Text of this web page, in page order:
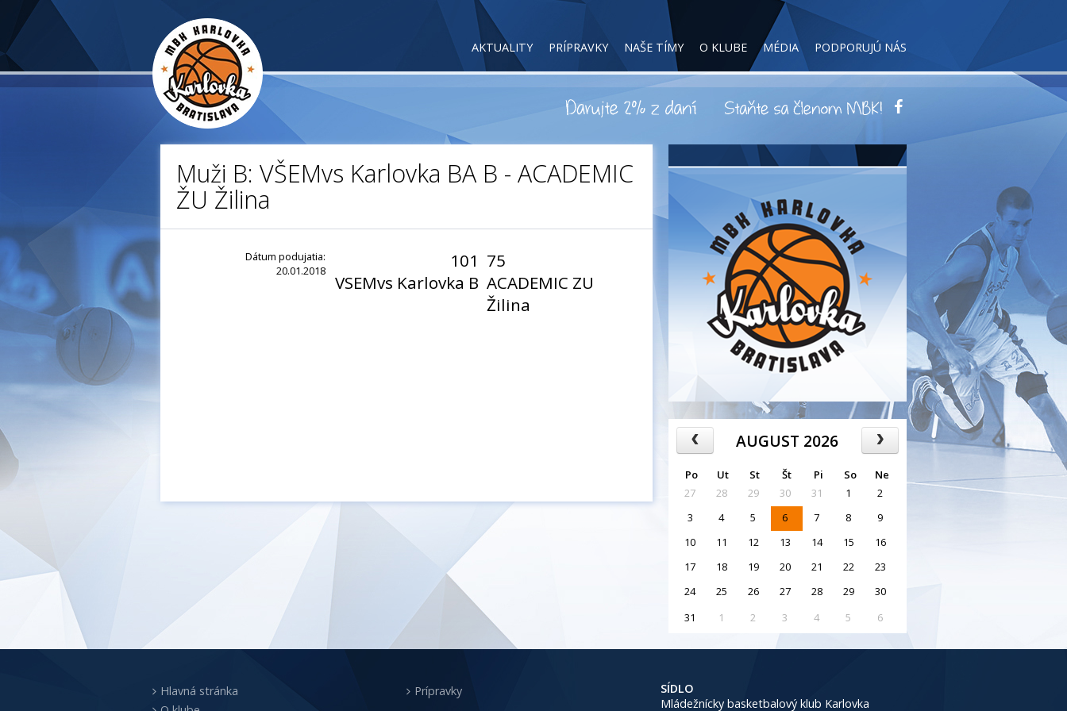
AKTUALITY PRÍPRAVKY NAŠE TÍMY O KLUBE MÉDIA PODPORUJÚ NÁS
Muži B: VŠEMvs Karlovka BA B - ACADEMIC
ŽU Žilina
Dátum podujatia:
20.01.2018
101
VSEMvs Karlovka B
75
ACADEMIC ZU
Žilina
AUGUST 2026
Po Ut St Št Pi So
Ne
27
28 29 30 31 1
2
3
4 5 6 7 8
9
10
11 12 13 14 15
16
17
18 19 20 21 22
23
24
25 26 27 28 29
30
31
1 2 3 4 5 6
Hlavná stránka
Prípravky
SÍDLO
Mládežnícky basketbalový klub Karlovka